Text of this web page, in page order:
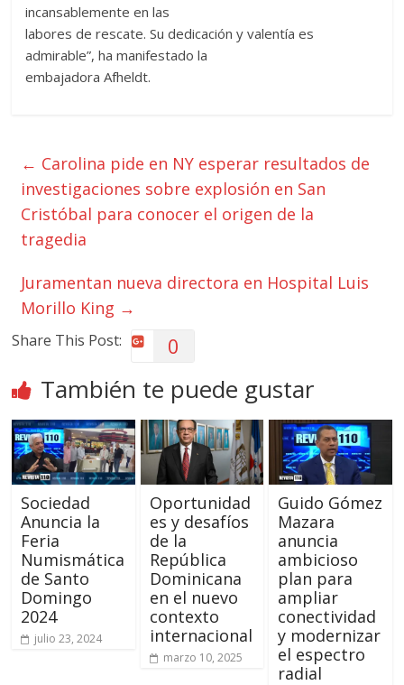
incansablemente en las
labores de rescate. Su dedicación y valentía es
admirable”, ha manifestado la
embajadora Afheldt.
← Carolina pide en NY esperar resultados de
investigaciones sobre explosión en San
Cristóbal para conocer el origen de la
tragedia
Juramentan nueva directora en Hospital Luis
Morillo King →
Share This Post: 0
También te puede gustar
Sociedad
Anuncia la
Feria
Numismática
de Santo
Domingo
2024
julio 23, 2024
Oportunidad
es y desafíos
de la
República
Dominicana
en el nuevo
contexto
internacional
marzo 10, 2025
Guido Gómez
Mazara
anuncia
ambicioso
plan para
ampliar
conectividad
y modernizar
el espectro
radial